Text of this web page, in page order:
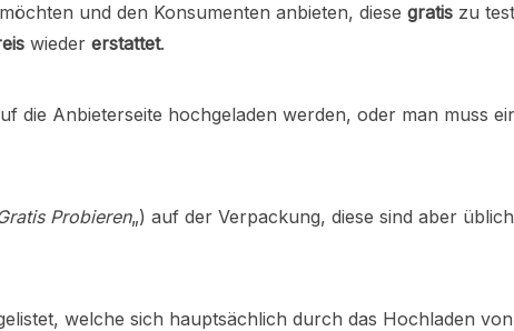
und den Konsumenten anbieten, diese gratis zu
wieder erstattet.
die Anbieterseite hochgeladen werden, oder man muss
Probieren„) auf der Verpackung, diese sind aber
welche sich hauptsächlich durch das Hochladen